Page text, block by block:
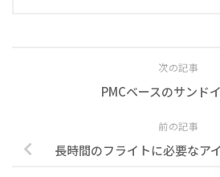
次の記事
PMCベースのサンド
前の記事
長時間のフライトに必要なア